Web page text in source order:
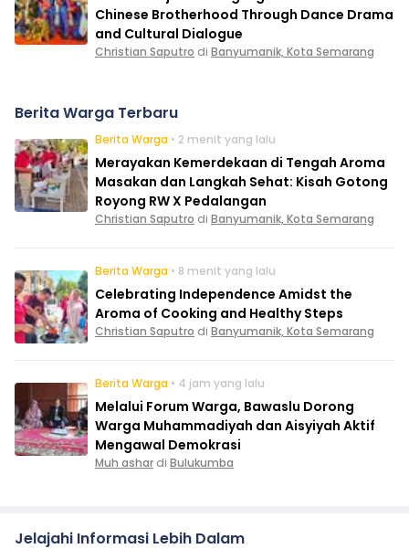
Chinese Brotherhood Through Dance Drama
and Cultural Dialogue
Christian Saputro di Banyumanik, Kota Semarang
Berita Warga Terbaru
Berita Warga • 2 menit yang lalu
Merayakan Kemerdekaan di Tengah Aroma
Masakan dan Langkah Sehat: Kisah Gotong
Royong RW X Pedalangan
Christian Saputro di Banyumanik, Kota Semarang
Berita Warga • 8 menit yang lalu
Celebrating Independence Amidst the
Aroma of Cooking and Healthy Steps
Christian Saputro di Banyumanik, Kota Semarang
Berita Warga • 4 jam yang lalu
Melalui Forum Warga, Bawaslu Dorong
Warga Muhammadiyah dan Aisyiyah Aktif
Mengawal Demokrasi
Muh ashar di Bulukumba
Jelajahi Informasi Lebih Dalam